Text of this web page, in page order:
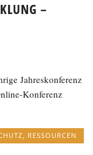
–
Jahreskonferenz
Konferenz
, RESSOURCEN